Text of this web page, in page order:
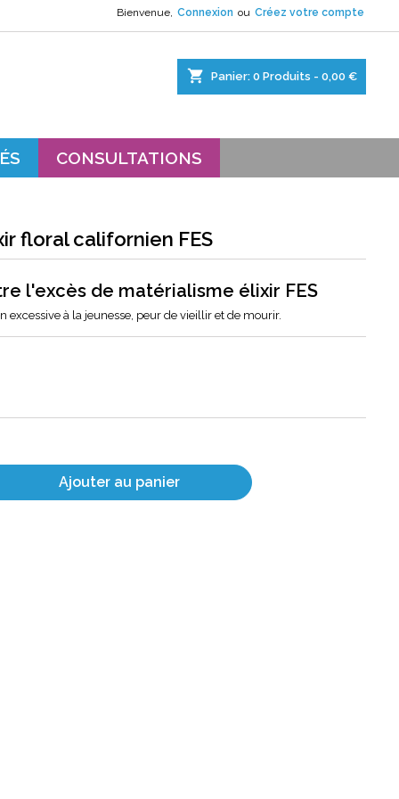
Bienvenue, Connexion ou Créez votre compte
shopping_cart Panier: 0 Produits - 0,00 €
CONSULTATIONS
floral californien FES
l'excès de matérialisme élixir FES
excessive à la jeunesse, peur de vieillir et de mourir.
Ajouter au panier